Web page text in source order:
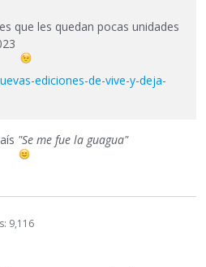
que les quedan pocas unidades
ediciones-de-vive-y-deja-
"Se me fue la guagua"
9,116